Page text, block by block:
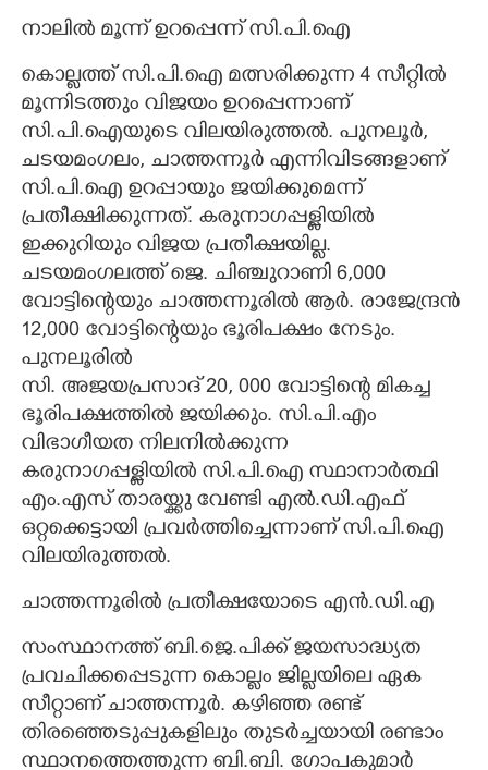
നാലിൽ മൂന്ന് ഉറപ്പെന്ന് സി.പി.ഐ
കൊല്ലത്ത് സി.പി.ഐ മത്സരിക്കുന്ന 4 സീറ്റിൽ
മൂന്നിടത്തും വിജയം ഉറപ്പെന്നാണ്
സി.പി.ഐയുടെ വിലയിരുത്തൽ. പുനലൂർ,
ചടയമംഗലം, ചാത്തന്നൂർ എന്നിവിടങ്ങളാണ്
സി.പി.ഐ ഉറപ്പായും ജയിക്കുമെന്ന്
പ്രതീക്ഷിക്കുന്നത്. കരുനാഗപ്പള്ളിയിൽ
ഇക്കുറിയും വിജയ പ്രതീക്ഷയില്ല.
ചടയമംഗലത്ത് ജെ. ചിഞ്ചുറാണി 6,000
വോട്ടിന്റെയും ചാത്തന്നൂരിൽ ആർ. രാജേന്ദ്രൻ
12,000 വോട്ടിന്റെയും ഭൂരിപക്ഷം നേടും.
പുനലൂരിൽ
സി. അജയപ്രസാദ് 20, 000 വോട്ടിന്റെ മികച്ച
ഭൂരിപക്ഷത്തിൽ ജയിക്കും. സി.പി.എം
വിഭാഗീയത നിലനിൽക്കുന്ന
കരുനാഗപ്പള്ളിയിൽ സി.പി.ഐ സ്ഥാനാർത്ഥി
എം.എസ് താരയ്ക്കു വേണ്ടി എൽ.ഡി.എഫ്
ഒറ്റക്കെട്ടായി പ്രവർത്തിച്ചെന്നാണ് സി.പി.ഐ
വിലയിരുത്തൽ.
ചാത്തന്നൂരിൽ പ്രതീക്ഷയോടെ എൻ.ഡി.എ
സംസ്ഥാനത്ത് ബി.ജെ.പിക്ക് ജയസാദ്ധ്യത
പ്രവചിക്കപ്പെടുന്ന കൊല്ലം ജില്ലയിലെ ഏക
സീറ്റാണ് ചാത്തന്നൂർ. കഴിഞ്ഞ രണ്ട്
തിരഞ്ഞെടുപ്പുകളിലും തുടർച്ചയായി രണ്ടാം
സ്ഥാനത്തെത്തുന്ന ബി.ബി. ഗോപകുമാർ